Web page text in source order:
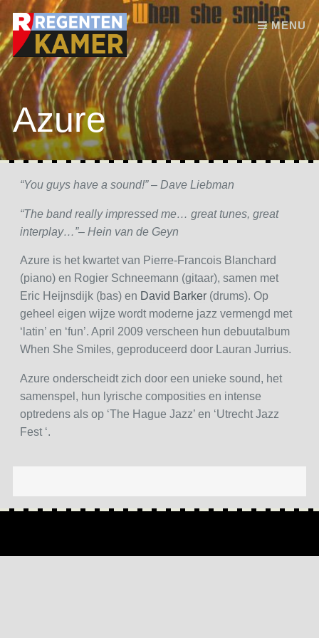
MENU
Skip to content
Azure
“You guys have a sound!” – Dave Liebman
“The band really impressed me… great tunes, great
interplay…”– Hein van de Geyn
Azure is het kwartet van Pierre-Francois Blanchard
(piano) en Rogier Schneemann (gitaar), samen met
Eric Heijnsdijk (bas) en David Barker(drums). Op
geheel eigen wijze wordt moderne jazz vermengd met
‘latin’ en ‘fun’. April 2009 verscheen hun debuutalbum
When She Smiles, geproduceerd door Lauran Jurrius.
Azure onderscheidt zich door een unieke sound, het
samenspel, hun lyrische composities en intense
optredens als op ‘The Hague Jazz’ en ‘Utrecht Jazz
Fest ‘.